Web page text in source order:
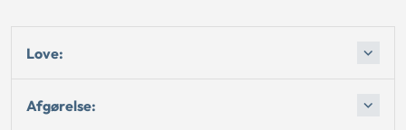
Love:
Afgørelse: